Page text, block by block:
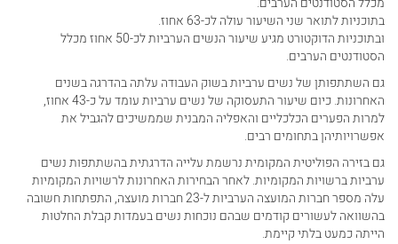
בתוכניות לתואר שני השיעור עולה לכ-63 אחוז.
ובתוכניות הדוקטורט מגיע שיעור הנשים הערביות לכ-50 אחוז מכלל
הסטודנטים הערבים.
גם השתתפותן של נשים ערביות בשוק העבודה עלתה בהדרגה בשנים
האחרונות. כיום שיעור התעסוקה של נשים ערביות עומד על כ-43 אחוז,
למרות הפערים הכלכליים והאפליה המבנית שממשיכים להגביל את
אפשרויותיהן בתחומים רבים.
גם בזירה הפוליטית המקומית נרשמת עלייה הדרגתית בהשתתפות נשים
ערביות ברשויות המקומיות. לאחר הבחירות האחרונות לרשויות המקומיות
עלה מספר חברות המועצה הערביות ל-23 חברות מועצה, התפתחות חשובה
בהשוואה לעשורים קודמים שבהם נוכחות נשים בעמדות קבלת החלטות
הייתה כמעט בלתי קיימת.